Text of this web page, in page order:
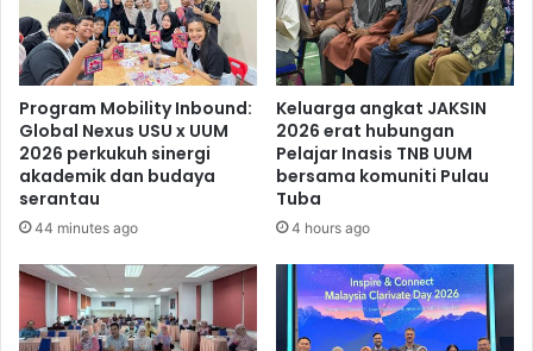
Program Mobility Inbound:
Global Nexus USU x UUM
2026 perkukuh sinergi
akademik dan budaya
serantau
44 minutes ago
Keluarga angkat JAKSIN
2026 erat hubungan
Pelajar Inasis TNB UUM
bersama komuniti Pulau
Tuba
4 hours ago